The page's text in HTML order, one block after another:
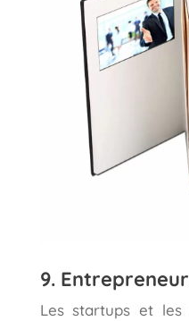
9.
Les startups et les